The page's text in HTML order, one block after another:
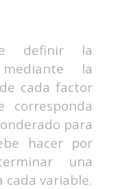
definir la
la
cada factor
para
hacer por
una
cada variable.